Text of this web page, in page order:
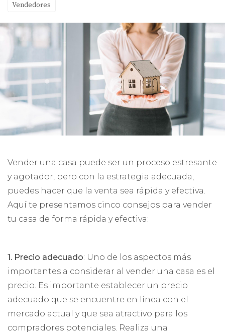
Vendedores
Vender una casa puede ser un proceso estresante
y agotador, pero con la estrategia adecuada,
puedes hacer que la venta sea rápida y efectiva.
Aquí te presentamos cinco consejos para vender
tu casa de forma rápida y efectiva:
1. Precio adecuado: Uno de los aspectos más
importantes a considerar al vender una casa es el
precio. Es importante establecer un precio
adecuado que se encuentre en línea con el
mercado actual y que sea atractivo para los
compradores potenciales. Realiza una